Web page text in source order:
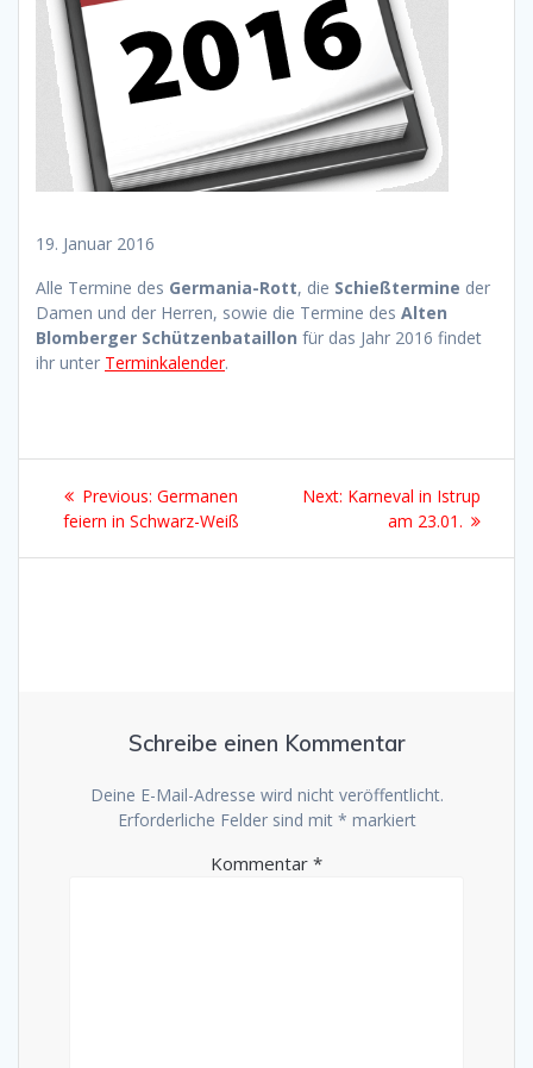
19. Januar 2016
Alle Termine des Germania-Rott, die Schießtermine der
Damen und der Herren, sowie die Termine des Alten
Blomberger Schützenbataillon für das Jahr 2016 findet
ihr unter Terminkalender.
Beitragsnavigation
Previous: Previous
post:
Germanen
feiern in Schwarz-Weiß
Next: Next
Karneval in Istrup
am 23.01.
Schreibe einen Kommentar
Deine E-Mail-Adresse wird nicht veröffentlicht.
Erforderliche Felder sind mit * markiert
Kommentar *